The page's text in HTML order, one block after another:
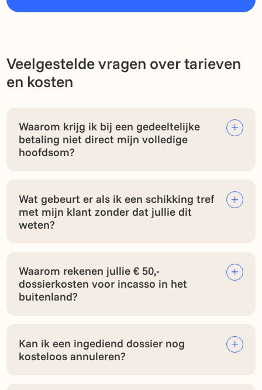
Veelgestelde vragen over tarieven
en kosten
Waarom krijg ik bij een gedeeltelijke
betaling niet direct mijn volledige
hoofdsom?
Wat gebeurt er als ik een schikking tref
met mijn klant zonder dat jullie dit
weten?
Waarom rekenen jullie € 50,-
dossierkosten voor incasso in het
buitenland?
Kan ik een ingediend dossier nog
kosteloos annuleren?